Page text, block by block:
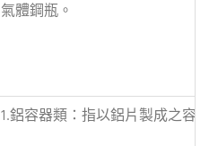
氣體鋼瓶。
1.鋁容器類：指以鋁片製成之容